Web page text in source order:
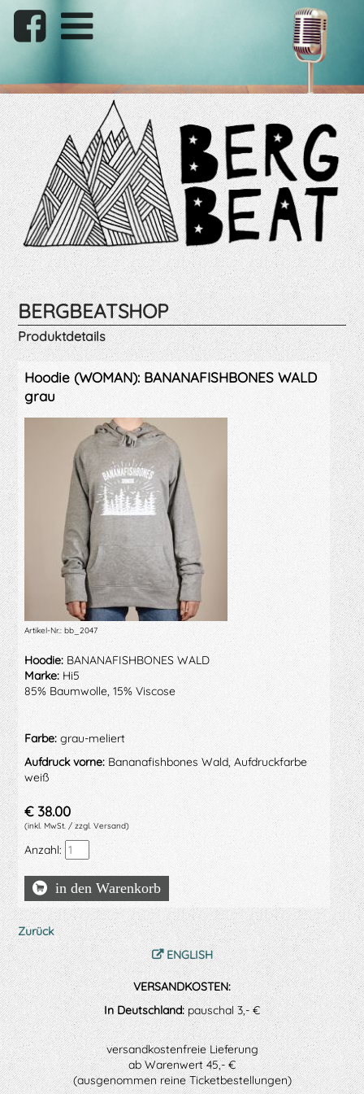
BERGBEATSHOP
Produktdetails
Hoodie (WOMAN): BANANAFISHBONES WALD
grau
Artikel-Nr.: bb_2047
Hoodie:BANANAFISHBONES WALD
Marke: Hi5
85% Baumwolle, 15% Viscose
Farbe:grau-meliert
Aufdruck vorne:Bananafishbones Wald, Aufdruckfarbe
weiß
€38.00
(inkl. MwSt. / zzgl. Versand)
Anzahl:
Zurück
ENGLISH
VERSANDKOSTEN:
In Deutschland:pauschal 3,- €
versandkostenfreie Lieferung
ab Warenwert 45,- €
(ausgenommen reine Ticketbestellungen)